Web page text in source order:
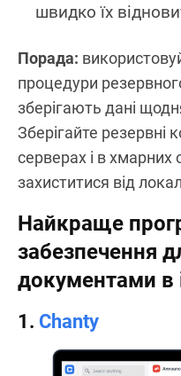
швидко їх
Порада:
процедури
зберігають дані
Зберігайте резервні
серверах і в
захиститися від
Найкраще
забезпечення
документами в
1. Chanty